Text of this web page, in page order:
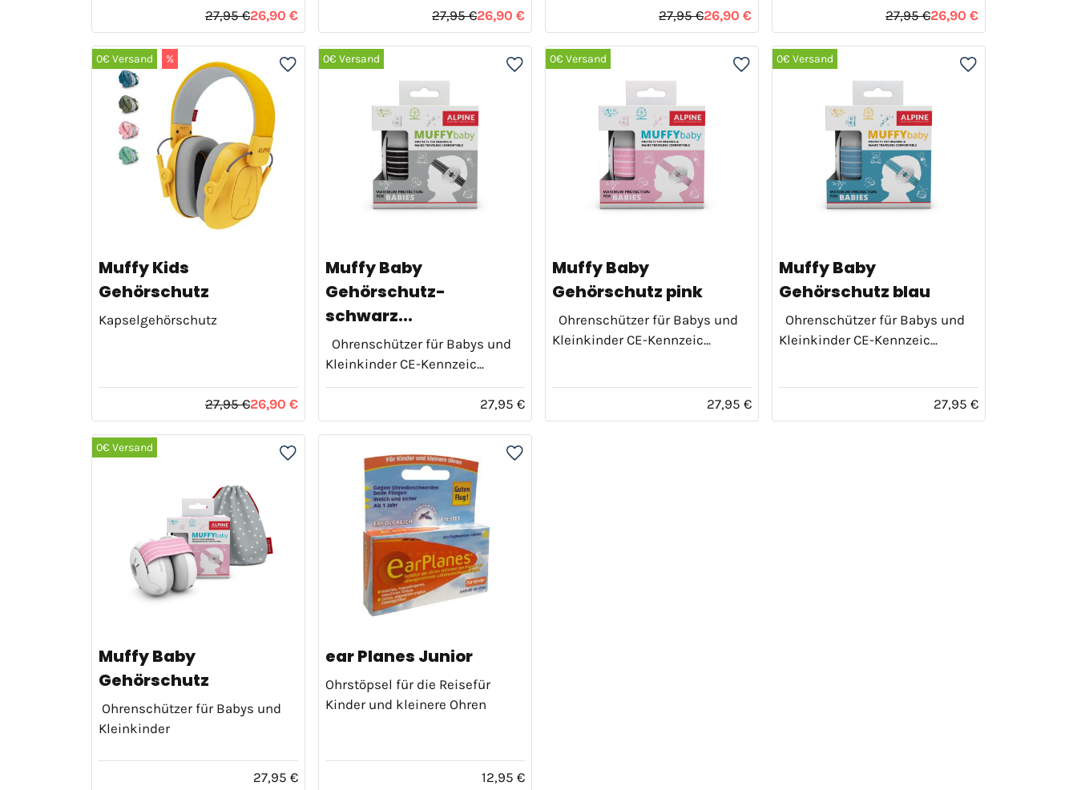
27,95 €26,90 € 27,95 €26,90 € 27,95 €26,90 € 27,95 €26,90 €
0€ Versand %
Muffy Kids
Gehörschutz
Kapselgehörschutz
27,95 €26,90 €
0€ Versand
Muffy Baby
Gehörschutz-
schwarz...
Ohrenschützer für Babys und
Kleinkinder CE-Kennzeic...
27,95 €
0€ Versand
Muffy Baby
Gehörschutz pink
Ohrenschützer für Babys und
Kleinkinder CE-Kennzeic...
27,95 €
0€ Versand
Muffy Baby
Gehörschutz blau
Ohrenschützer für Babys und
Kleinkinder CE-Kennzeic...
27,95 €
0€ Versand
Muffy Baby
Gehörschutz
Ohrenschützer für Babys und
Kleinkinder
27,95 €
ear Planes Junior
Ohrstöpsel für die Reisefür
Kinder und kleinere Ohren
12,95 €